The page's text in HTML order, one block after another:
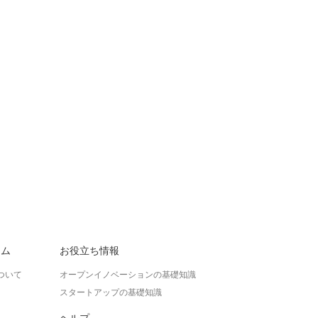
いて
お役立ち情報
オープンイノベーションの基礎知識
スタートアップの基礎知識